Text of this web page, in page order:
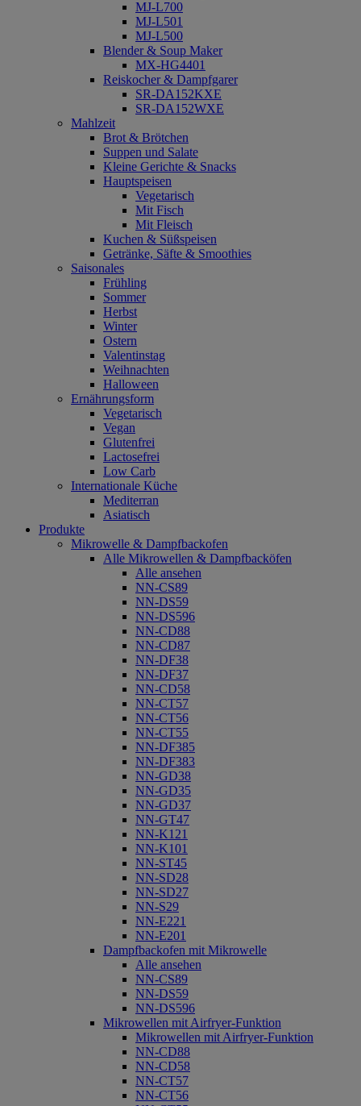
MJ-L700
MJ-L501
MJ-L500
Blender & Soup Maker
MX-HG4401
Reiskocher & Dampfgarer
SR-DA152KXE
SR-DA152WXE
Mahlzeit
Brot & Brötchen
Suppen und Salate
Kleine Gerichte & Snacks
Hauptspeisen
Vegetarisch
Mit Fisch
Mit Fleisch
Kuchen & Süßspeisen
Getränke, Säfte & Smoothies
Saisonales
Frühling
Sommer
Herbst
Winter
Ostern
Valentinstag
Weihnachten
Halloween
Ernährungsform
Vegetarisch
Vegan
Glutenfrei
Lactosefrei
Low Carb
Internationale Küche
Mediterran
Asiatisch
Produkte
Mikrowelle & Dampfbackofen
Alle Mikrowellen & Dampfbacköfen
Alle ansehen
NN-CS89
NN-DS59
NN-DS596
NN-CD88
NN-CD87
NN-DF38
NN-DF37
NN-CD58
NN-CT57
NN-CT56
NN-CT55
NN-DF385
NN-DF383
NN-GD38
NN-GD35
NN-GD37
NN-GT47
NN-K121
NN-K101
NN-ST45
NN-SD28
NN-SD27
NN-S29
NN-E221
NN-E201
Dampfbackofen mit Mikrowelle
Alle ansehen
NN-CS89
NN-DS59
NN-DS596
Mikrowellen mit Airfryer-Funktion
Mikrowellen mit Airfryer-Funktion
NN-CD88
NN-CD58
NN-CT57
NN-CT56